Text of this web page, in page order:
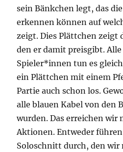
sein Bänkchen legt, das
erkennen können auf
zeigt. Dies Plättchen zeigt
den er damit preisgibt. Alle
Spieler*innen tun es
ein Plättchen mit einem
Partie auch schon los.
alle blauen Kabel von den
wurden. Das erreichen wir
Aktionen. Entweder
Soloschnitt durch, den wir